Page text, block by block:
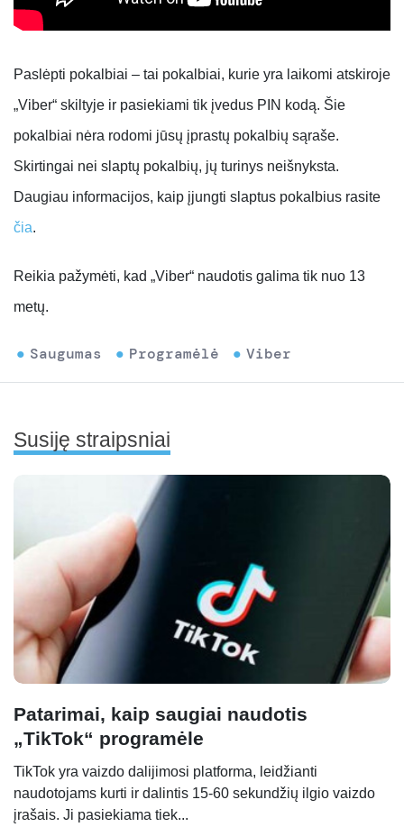
Paslėpti pokalbiai – tai pokalbiai, kurie yra laikomi atskiroje
„Viber“ skiltyje ir pasiekiami tik įvedus PIN kodą. Šie
pokalbiai nėra rodomi jūsų įprastų pokalbių sąraše.
Skirtingai nei slaptų pokalbių, jų turinys neišnyksta.
Daugiau informacijos, kaip įjungti slaptus pokalbius rasite
čia.
Reikia pažymėti, kad „Viber“ naudotis galima tik nuo 13
metų.
Saugumas Programėlė Viber
Susiję straipsniai
Patarimai, kaip saugiai naudotis
„TikTok“ programėle
TikTok yra vaizdo dalijimosi platforma, leidžianti
naudotojams kurti ir dalintis 15-60 sekundžių ilgio vaizdo
įrašais. Ji pasiekiama tiek...